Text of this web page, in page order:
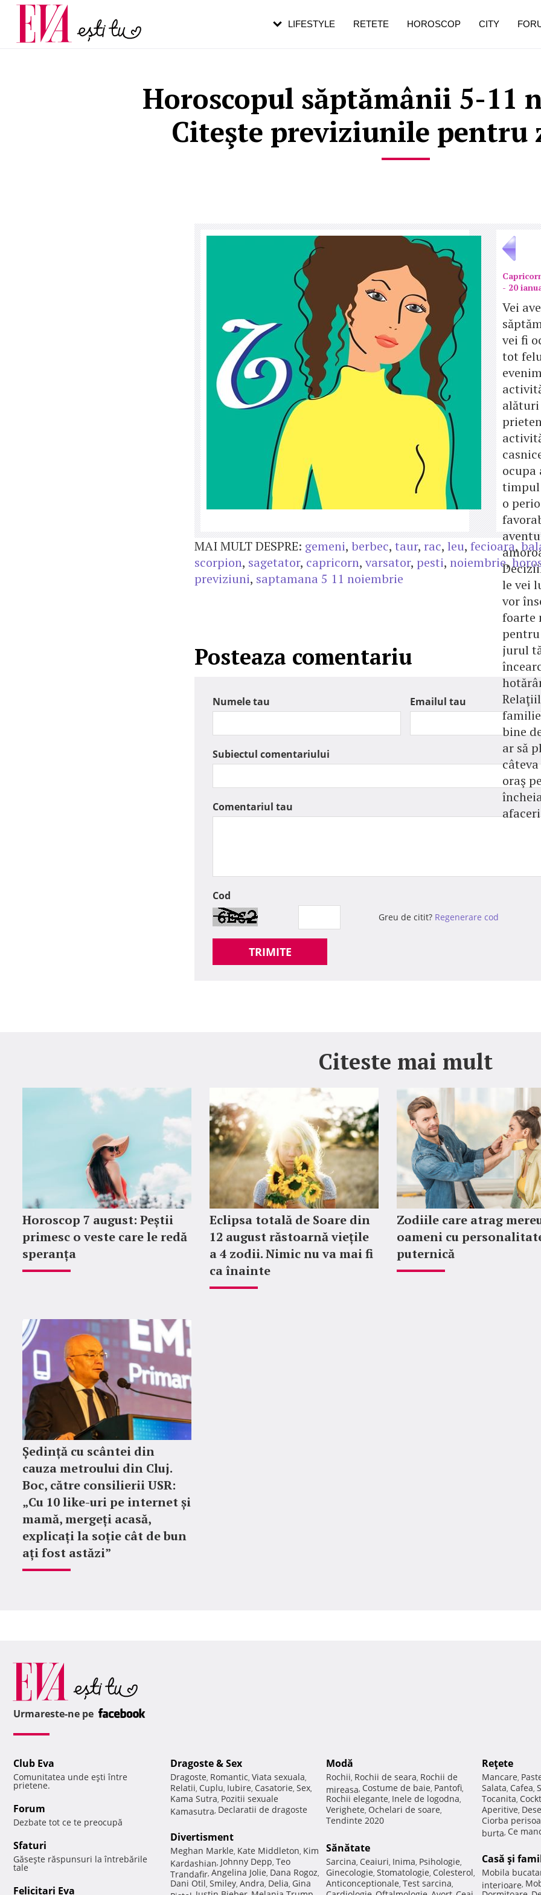
Horoscopul săptămânii 5-11
Citeşte previziunile pentru
- 20
Vei
vei fi
tot
alături
ocupa
timpul
o
le vei
vor
foarte
jurul
bine
ar să
oraş
MAI MULT DESPRE: gemeni, berbec, taur, rac, leu, fecioara,
scorpion, sagetator, capricorn, varsator, pesti, noiembrie,
previziuni, saptamana 5 11 noiembrie
Posteaza comentariu
Numele tau Emailul tau
Subiectul comentariului
Comentariul tau
Cod
Greu de citit? Regenerare cod
TRIMITE
Citeste mai mult
Horoscop 7 august: Peștii
primesc o veste care le redă
speranța
Eclipsa totală de Soare din
12 august răstoarnă viețile
a 4 zodii. Nimic nu va mai fi
ca înainte
Zodiile care atrag
oameni cu
puternică
Ședință cu scântei din
cauza metroului din Cluj.
Boc, către consilierii USR:
„Cu 10 like-uri pe internet și
mamă, mergeți acasă,
explicați la soție cât de bun
ați fost astăzi”
LIFESTYLE RETETE HOROSCOP CITY
Carieră
Actualitate
pe măsură ce înaintezi în vârstă
de dureroasă este investigația
Urmareste-ne pe
Club Eva
Comunitatea unde eşti între
prietene.
Forum
Dezbate tot ce te preocupă
Sfaturi
Găseşte răspunsuri la întrebările
tale
Felicitari Eva
Dragoste & Sex
Dragoste, Romantic, Viata sexuala,
Relatii, Cuplu, Iubire, Casatorie, Sex,
Kama Sutra, Pozitii sexuale
Kamasutra, Declaratii de dragoste
Divertisment
Meghan Markle, Kate Middleton, Kim
Kardashian, Johnny Depp, Teo
Trandafir, Angelina Jolie, Dana Rogoz,
Dani Otil, Smiley, Andra, Delia, Gina
Modă
Rochii, Rochii de seara, Rochii de
mireasa, Costume de baie, Pantofi,
Rochii elegante, Inele de logodna,
Verighete, Ochelari de soare,
Tendinte 2020
Sănătate
Sarcina, Ceaiuri, Inima, Psihologie,
Ginecologie, Stomatologie, Colesterol,
Anticonceptionale, Test sarcina,
Reţete
Mancare,
Salata, Cafea,
Tocanita,
Aperitive,
Ciorba
burta, Ce
Casă şi
Mobila
interioare,